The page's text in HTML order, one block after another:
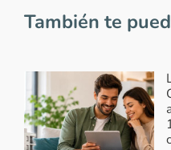
2022-09-03 12:38:01
Responder...
Vivendo-
2022-09-05 07:40:05
También te